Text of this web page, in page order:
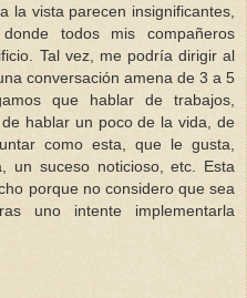
la vista parecen insignificantes,
todos mis compañeros
Tal vez, me podría dirigir al
conversación amena de 3 a 5
que hablar de trabajos,
hablar un poco de la vida, de
como esta, que le gusta,
un suceso noticioso, etc. Esta
porque no considero que sea
uno intente implementarla